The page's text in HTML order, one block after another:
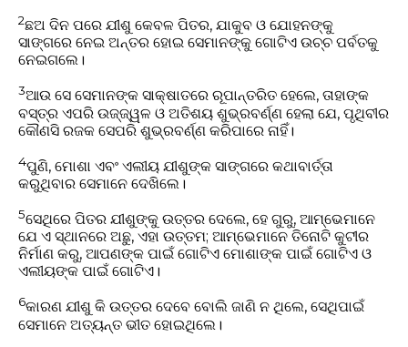
2ଛଅ ଦିନ ପରେ ଯୀଶୁ କେବଳ ପିତର, ଯାକୁବ ଓ ଯୋହନଙ୍କୁ
ସାଙ୍ଗରେ ନେଇ ଅନ୍ତର ହୋଇ ସେମାନଙ୍କୁ ଗୋଟିଏ ଉଚ୍ଚ ପର୍ବତକୁ
ନେଇଗଲେ।
3ଆଉ ସେ ସେମାନଙ୍କ ସାକ୍ଷାତରେ ରୂପାନ୍ତରିତ ହେଲେ, ତାହାଙ୍କ
ବସ୍ତ୍ର ଏପରି ଉଜ୍ଜ୍ୱଳ ଓ ଅତିଶୟ ଶୁଭ୍ରବର୍ଣ୍ଣ ହେଲା ଯେ, ପୃଥିବୀର
କୌଣସି ରଜକ ସେପରି ଶୁଭ୍ରବର୍ଣ୍ଣ କରିପାରେ ନାହିଁ।
4ପୁଣି, ମୋଶା ଏବଂ ଏଲୀୟ ଯୀଶୁଙ୍କ ସାଙ୍ଗରେ କଥାବାର୍ତ୍ତା
କରୁଥିବାର ସେମାନେ ଦେଖିଲେ।
5ସେଥିରେ ପିତର ଯୀଶୁଙ୍କୁ ଉତ୍ତର ଦେଲେ, ହେ ଗୁରୁ, ଆମ୍ଭେମାନେ
ଯେ ଏ ସ୍ଥାନରେ ଅଛୁ, ଏହା ଉତ୍ତମ; ଆମ୍ଭେମାନେ ତିନୋଟି କୁଟୀର
ନିର୍ମାଣ କରୁ, ଆପଣଙ୍କ ପାଇଁ ଗୋଟିଏ ମୋଶାଙ୍କ ପାଇଁ ଗୋଟିଏ ଓ
ଏଲୀୟଙ୍କ ପାଇଁ ଗୋଟିଏ।
6କାରଣ ଯୀଶୁ କି ଉତ୍ତର ଦେବେ ବୋଲି ଜାଣି ନ ଥିଲେ, ସେଥିପାଇଁ
ସେମାନେ ଅତ୍ୟନ୍ତ ଭୀତ ହୋଇଥିଲେ।